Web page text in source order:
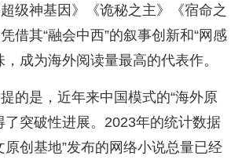
级神基因》《诡秘之主》《宿命之
借其“融会中西”的叙事创新和“网感
，成为海外阅读量最高的代表作。
的是，近年来中国模式的“海外原
了突破性进展。2023年的统计数据
原创基地”发布的网络小说总量已经